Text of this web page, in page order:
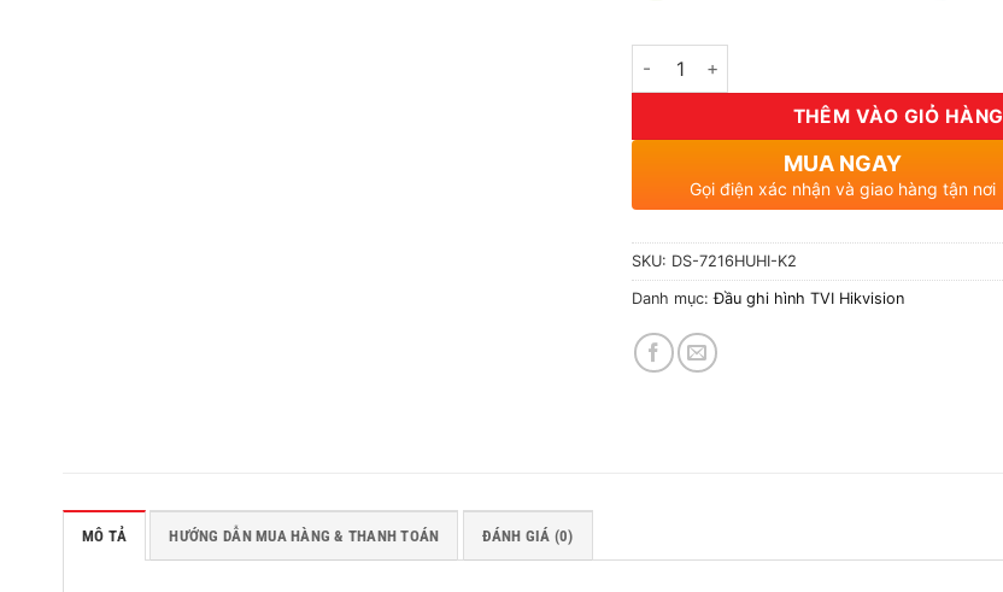
Số lượng
THÊM VÀO GIỎ HÀNG
MUA NGAY
Gọi điện xác nhận và giao hàng tận nơi
SKU: DS-7216HUHI-K2
Danh mục:Đầu ghi hình TVI Hikvision
MÔ TẢ HƯỚNG DẪN MUA HÀNG & THANH TOÁN ĐÁNH GIÁ (0)